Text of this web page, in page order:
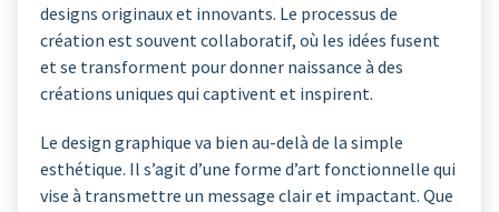
designs originaux et innovants. Le processus de
création est souvent collaboratif, où les idées fusent
et se transforment pour donner naissance à des
créations uniques qui captivent et inspirent.
Le design graphique va bien au-delà de la simple
esthétique. Il s’agit d’une forme d’art fonctionnelle qui
vise à transmettre un message clair et impactant. Que